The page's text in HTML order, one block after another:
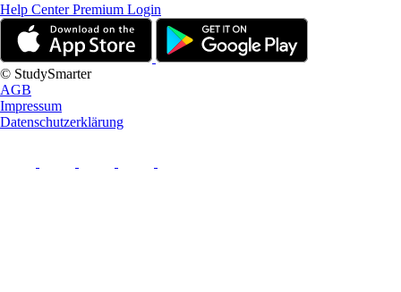
Help CenterPremium Login
© StudySmarter
AGB
Impressum
Datenschutzerklärung